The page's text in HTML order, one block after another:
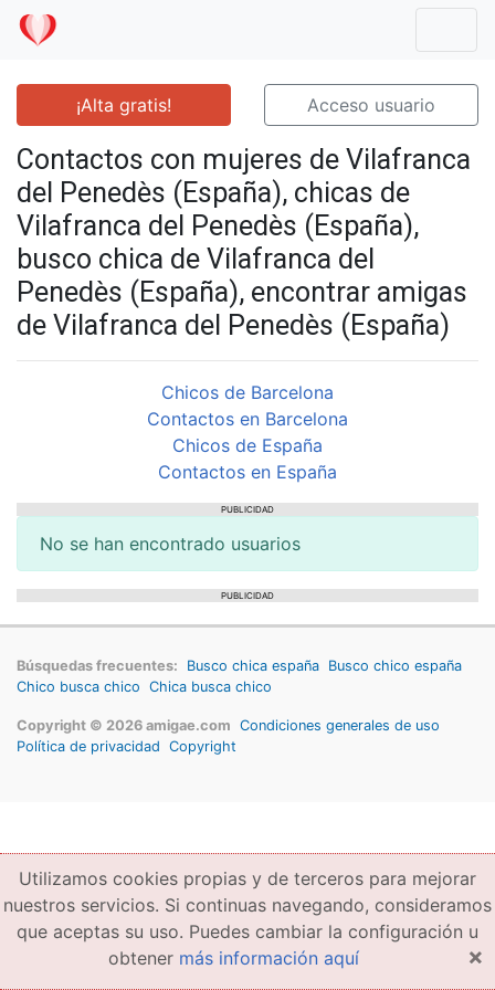
¡Alta gratis! Acceso usuario
Contactos con mujeres de Vilafranca
del Penedès (España), chicas de
Vilafranca del Penedès (España),
busco chica de Vilafranca del
Penedès (España), encontrar amigas
de Vilafranca del Penedès (España)
Chicos de Barcelona
Contactos en Barcelona
Chicos de España
Contactos en España
PUBLICIDAD
No se han encontrado usuarios
PUBLICIDAD
Búsquedas frecuentes: Busco chica españa Busco chico españa
Chico busca chico Chica busca chico
Copyright © 2026 amigae.com Condiciones generales de uso
Política de privacidad Copyright
Utilizamos cookies propias y de terceros para mejorar
nuestros servicios. Si continuas navegando, consideramos
que aceptas su uso. Puedes cambiar la configuración u
obtener más información aquí ×